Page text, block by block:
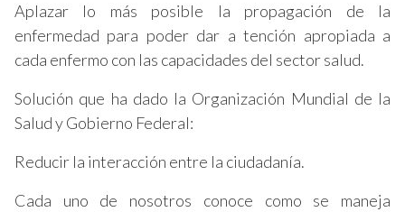
Aplazar lo más posible la propagación de la
enfermedad para poder dar a tención apropiada a
cada enfermo con las capacidades del sector salud.
Solución que ha dado la Organización Mundial de la
Salud y Gobierno Federal:
Reducir la interacción entre la ciudadanía.
Cada uno de nosotros conoce como se maneja